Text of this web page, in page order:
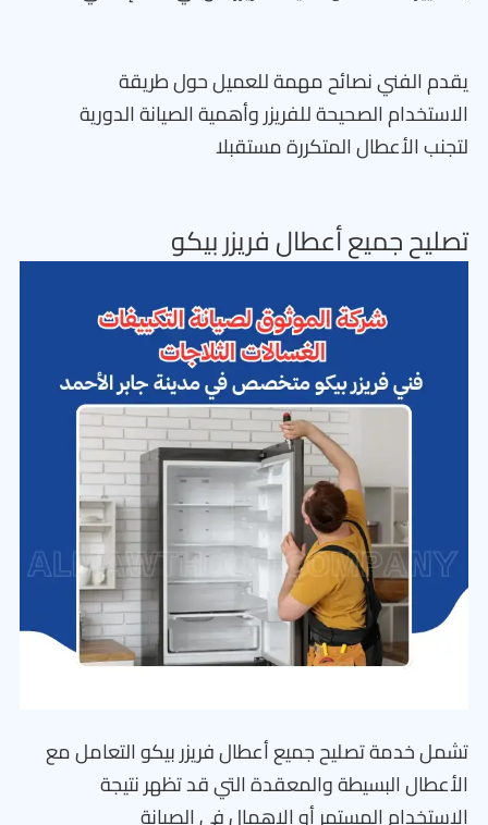
يقدم الفني نصائح مهمة للعميل حول طريقة
الاستخدام الصحيحة للفريزر وأهمية الصيانة الدورية
لتجنب الأعطال المتكررة مستقبلا
تصليح جميع أعطال فريزر بيكو
تشمل خدمة تصليح جميع أعطال فريزر بيكو التعامل مع
الأعطال البسيطة والمعقدة التي قد تظهر نتيجة
الاستخدام المستمر أو الإهمال في الصيانة